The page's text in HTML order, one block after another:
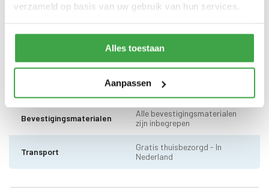
verzameld op basis van uw gebruik van hun services.
Alles toestaan
Aanpassen
Schoren 7 x 7 cm - 2 stuks
Dakhout 18 mm dakhout
EPDM uit 1 stuk geleverd incl.
kit, dakdoorvoer en regenpijp
tot aan maaiveld - 10 jaar
garantie
Bevestigingsmaterialen
Alle bevestigingsmaterialen
zijn inbegrepen
Transport
Gratis thuisbezorgd - In
Nederland